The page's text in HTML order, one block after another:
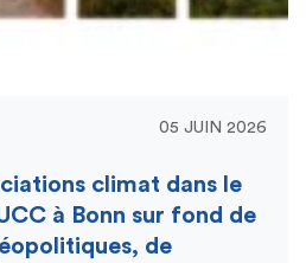
05 JUIN 2026
climat dans le
à Bonn sur fond de
de